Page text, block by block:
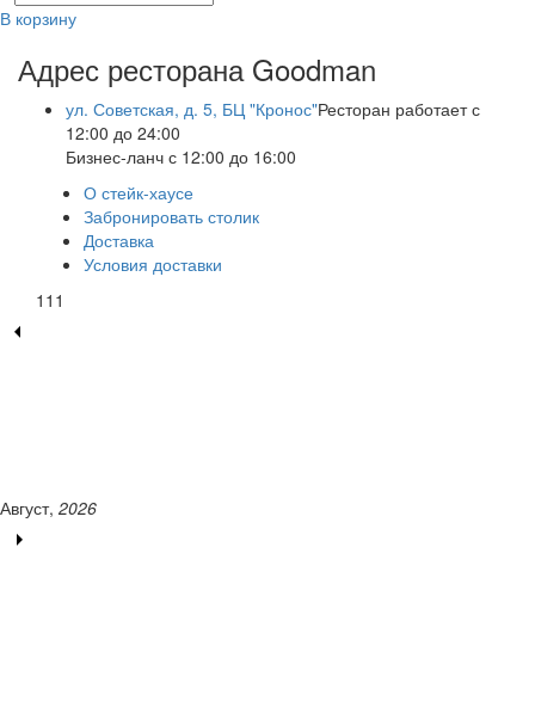
В корзину
Адрес ресторана Goodman
ул. Советская, д. 5, БЦ "Кронос"Ресторан работает с
12:00 до 24:00
Бизнес-ланч с 12:00 до 16:00
О стейк-хаусе
Забронировать столик
Доставка
Условия доставки
111
Август, 2026